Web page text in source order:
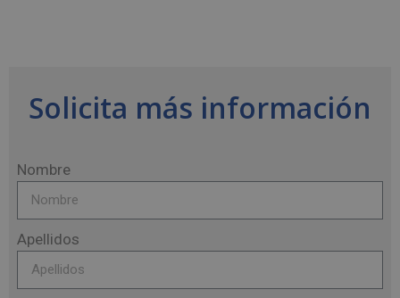
Solicita más información
Nombre
Apellidos